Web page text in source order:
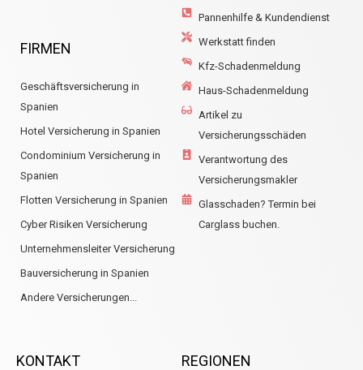
FIRMEN
Geschäftsversicherung in
Spanien
Hotel Versicherung in Spanien
Condominium Versicherung in
Spanien
Flotten Versicherung in Spanien
Cyber Risiken Versicherung
Unternehmensleiter Versicherung
Bauversicherung in Spanien
Andere Versicherungen...
Pannenhilfe & Kundendienst
Werkstatt finden
Kfz-Schadenmeldung
Haus-Schadenmeldung
Artikel zu
Versicherungsschäden
Verantwortung des
Versicherungsmakler
Glasschaden? Termin bei
Carglass buchen.
KONTAKT REGIONEN